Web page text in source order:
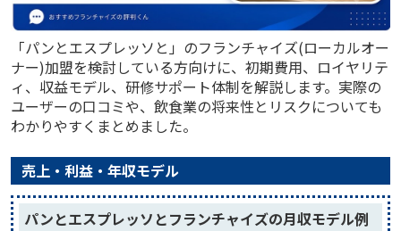
「パンとエスプレッソと」のフランチャイズ(ローカルオー
ナー)加盟を検討している方向けに、初期費用、ロイヤリテ
ィ、収益モデル、研修サポート体制を解説します。実際の
ユーザーの口コミや、飲食業の将来性とリスクについても
わかりやすくまとめました。
売上・利益・年収モデル
パンとエスプレッソとフランチャイズの月収モデル例